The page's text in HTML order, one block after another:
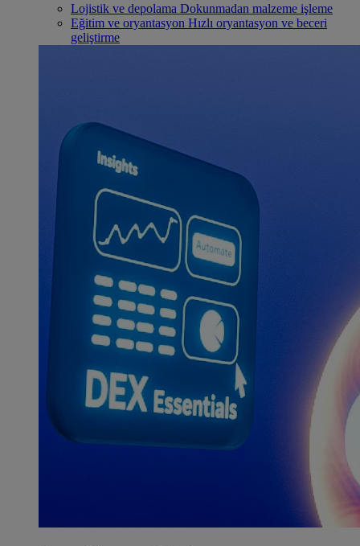
Lojistik ve depolama Dokunmadan malzeme işleme
Eğitim ve oryantasyon Hızlı oryantasyon ve beceri
geliştirme